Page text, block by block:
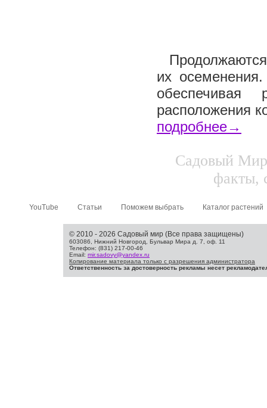
их
обеспечивая
расположения
подробнее→
Садовый
факты,
YouTube Статьи Поможем выбрать Каталог растений
© 2010 - 2026 Садовый мир (Все права защищены)
603086, Нижний Новгород, Бульвар Мира д. 7, оф. 11
Телефон: (831) 217-00-46
Email: mir.sadovy@yandex.ru
Копирование материала только с разрешения администратора
Ответственность за достоверность рекламы несет